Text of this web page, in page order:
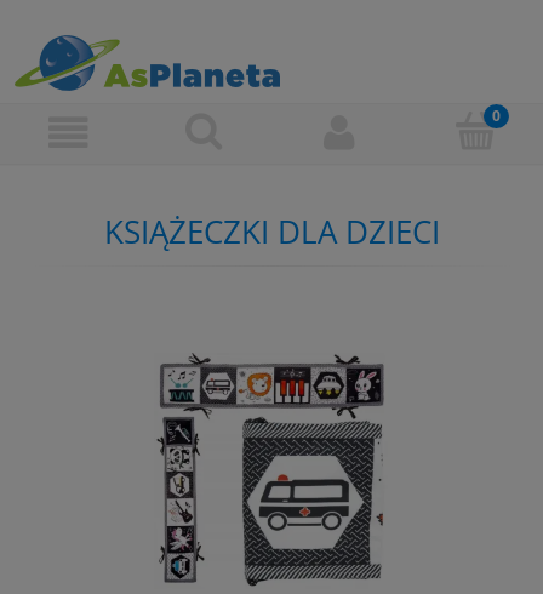
KSIĄŻECZKI DLA DZIECI